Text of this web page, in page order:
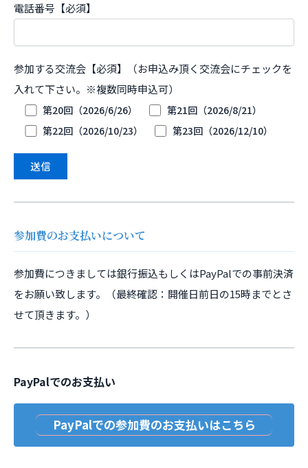
電話番号【必須】
参加する交流会【必須】（お申込み頂く交流会にチェックを
入れて下さい。※複数同時申込可）
第20回（2026/6/26）
第21回（2026/8/21）
第22回（2026/10/23）
第23回（2026/12/10）
参加費のお支払いについて
参加費につきましては銀行振込もしくはPayPalでの事前決済
をお願い致します。（最終確認：開催日前日の15時までとさ
せて頂きます。）
PayPalでのお支払い
PayPalでの参加費のお支払いはこちら